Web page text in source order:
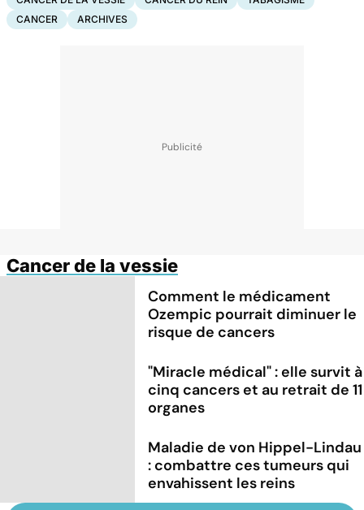
CANCER
ARCHIVES
Cancer de la vessie
Comment le médicament
Ozempic pourrait diminuer le
risque de cancers
"Miracle médical" : elle survit à
cinq cancers et au retrait de 11
organes
Maladie de von Hippel-Lindau
: combattre ces tumeurs qui
envahissent les reins